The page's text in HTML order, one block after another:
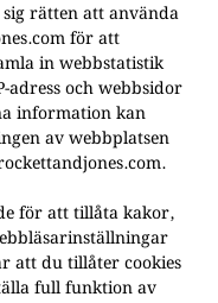
rätten att använda
för att
in webbstatistik
och webbsidor
information kan
av webbplatsen
för att tillåta kakor,
att du tillåter cookies
full funktion av